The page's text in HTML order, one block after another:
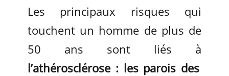
Les principaux risques qui
touchent un homme de plus de
50 ans sont liés à
l’athérosclérose : les parois des